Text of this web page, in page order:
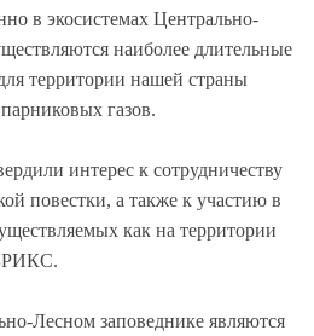
в экосистемах Центрально-
наиболее длительные
территории нашей страны
газов.
интерес к сотрудничеству
повестки, а также к участию в
как на территории
Лесном заповеднике являются